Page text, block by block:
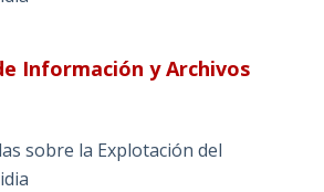
Información y Archivos
sobre la Explotación del